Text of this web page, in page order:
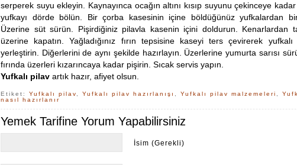
serperek suyu ekleyin. Kaynayınca ocağın altını kısıp suyunu çekinceye
yufkayı dörde bölün. Bir çorba kasesinin içine böldüğünüz yufkalardan
Üzerine süt sürün. Pişirdiğiniz pilavla kasenin içini doldurun. Kenarlardan
üzerine kapatın. Yağladığınız fırın tepsisine kaseyi ters çevirerek
yerleştirin. Diğerlerini de aynı şekilde hazırlayın. Üzerlerine yumurta sarısı
fırında üzerleri kızarıncaya kadar pişirin. Sıcak servis yapın.
Yufkalı pilav artık hazır, afiyet olsun.
Etiket: Yufkalı pilav Yufkalı pilav hazırlanışı Yufkalı pilav malzemeleri
nasıl hazırlanır
Yemek Tarifine Yorum Yapabilirsiniz
İsim (Gerekli)